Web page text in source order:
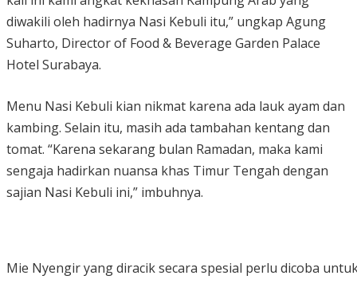
diwakili oleh hadirnya Nasi Kebuli itu,” ungkap Agung
Suharto, Director of Food & Beverage Garden Palace
Hotel Surabaya.
Menu Nasi Kebuli kian nikmat karena ada lauk ayam dan
kambing. Selain itu, masih ada tambahan kentang dan
tomat. “Karena sekarang bulan Ramadan, maka kami
sengaja hadirkan nuansa khas Timur Tengah dengan
sajian Nasi Kebuli ini,” imbuhnya.
Mie Nyengir yang diracik secara spesial perlu dicoba